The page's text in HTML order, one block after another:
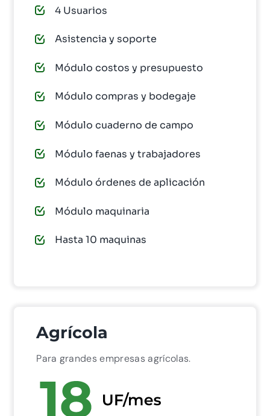
4 Usuarios
Asistencia y soporte
Módulo costos y presupuesto
Módulo compras y bodegaje
Módulo cuaderno de campo
Módulo faenas y trabajadores
Módulo órdenes de aplicación
Módulo maquinaria
Hasta 10 maquinas
Agrícola
Para grandes empresas agrícolas.